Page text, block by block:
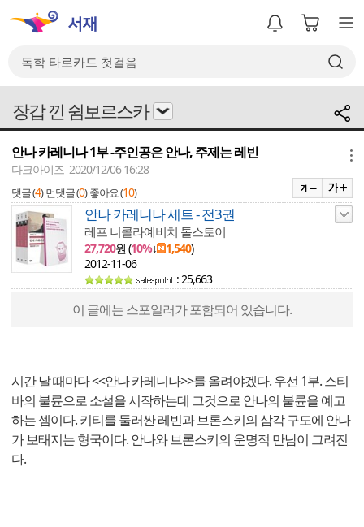
장갑 낀 쉼보르스카
안나 카레니나 1부 -주인공은 안나, 주제는 레빈
다크아이즈 2020/12/06 16:28
댓글 (4) 먼댓글 (0) 좋아요 (10)
안나 카레니나 세트 - 전3권
레프 니콜라예비치 톨스토이
27,720원 (10%↓ 1,540)
2012-11-06
: 25,663
이 글에는 스포일러가 포함되어 있습니다.
시간 날 때마다 <<안나 카레니나>>를 올려야겠다. 우선 1부. 스티
바의 불륜으로 소설을 시작하는데 그것으로 안나의 불륜을 예고
하는 셈이다. 키티를 둘러싼 레빈과 브론스키의 삼각 구도에 안나
가 보태지는 형국이다. 안나와 브론스키의 운명적 만남이 그려진
다.